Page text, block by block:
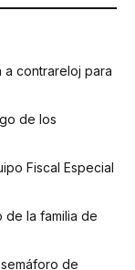
a contrareloj para
de los
Fiscal Especial
de la familia de
de